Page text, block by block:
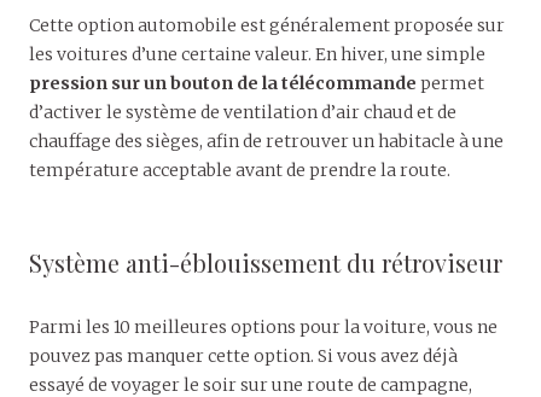
Cette option automobile est généralement proposée sur
les voitures d’une certaine valeur. En hiver, une simple
pression sur un bouton de la télécommande permet
d’activer le système de ventilation d’air chaud et de
chauffage des sièges, afin de retrouver un habitacle à une
température acceptable avant de prendre la route.
Système anti-éblouissement du rétroviseur
Parmi les 10 meilleures options pour la voiture, vous ne
pouvez pas manquer cette option. Si vous avez déjà
essayé de voyager le soir sur une route de campagne,